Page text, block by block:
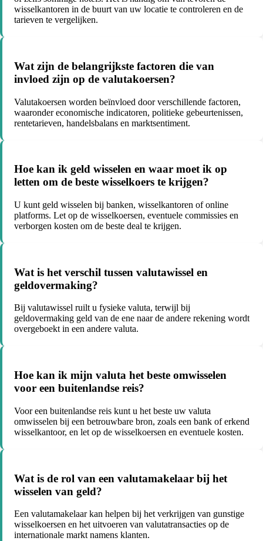
wisselkantoren in de buurt van uw locatie te controleren en de
tarieven te vergelijken.
Wat zijn de belangrijkste factoren die van
invloed zijn op de valutakoersen?
Valutakoersen worden beïnvloed door verschillende factoren,
waaronder economische indicatoren, politieke gebeurtenissen,
rentetarieven, handelsbalans en marktsentiment.
Hoe kan ik geld wisselen en waar moet ik op
letten om de beste wisselkoers te krijgen?
U kunt geld wisselen bij banken, wisselkantoren of online
platforms. Let op de wisselkoersen, eventuele commissies en
verborgen kosten om de beste deal te krijgen.
Wat is het verschil tussen valutawissel en
geldovermaking?
Bij valutawissel ruilt u fysieke valuta, terwijl bij
geldovermaking geld van de ene naar de andere rekening wordt
overgeboekt in een andere valuta.
Hoe kan ik mijn valuta het beste omwisselen
voor een buitenlandse reis?
Voor een buitenlandse reis kunt u het beste uw valuta
omwisselen bij een betrouwbare bron, zoals een bank of erkend
wisselkantoor, en let op de wisselkoersen en eventuele kosten.
Wat is de rol van een valutamakelaar bij het
wisselen van geld?
Een valutamakelaar kan helpen bij het verkrijgen van gunstige
wisselkoersen en het uitvoeren van valutatransacties op de
internationale markt namens klanten.